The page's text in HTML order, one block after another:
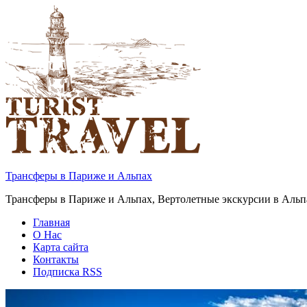
Трансферы в Париже и Альпах
Трансферы в Париже и Альпах, Вертолетные экскурсии в
Главная
О Нас
Карта сайта
Контакты
Подписка RSS